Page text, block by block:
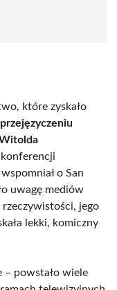
które zyskało
konferencji
o San
uwagę mediów
jego
lekki, komiczny
– powstało wiele